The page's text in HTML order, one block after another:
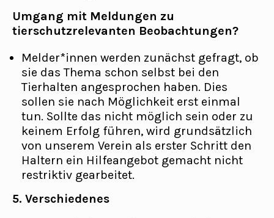
Umgang mit Meldungen zu
tierschutzrelevanten Beobachtungen?
Melder*innen werden zunächst gefragt, ob
sie das Thema schon selbst bei den
Tierhalten angesprochen haben. Dies
sollen sie nach Möglichkeit erst einmal
tun. Sollte das nicht möglich sein oder zu
keinem Erfolg führen, wird grundsätzlich
von unserem Verein als erster Schritt den
Haltern ein Hilfeangebot gemacht nicht
restriktiv gearbeitet.
5. Verschiedenes